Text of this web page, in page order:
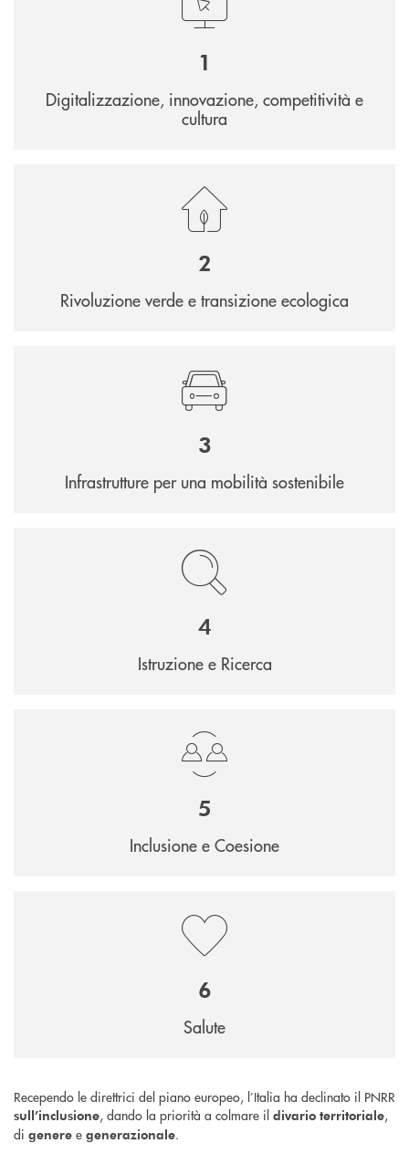
1
Digitalizzazione, innovazione, competitività e
cultura
2
Rivoluzione verde e transizione ecologica
3
Infrastrutture per una mobilità sostenibile
4
Istruzione e Ricerca
5
Inclusione e Coesione
6
Salute
Recependo le direttrici del piano europeo, l’Italia ha declinato il PNRR
sull’inclusione, dando la priorità a colmare il divario territoriale,
di genere e generazionale.